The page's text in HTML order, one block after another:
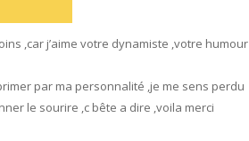
,car j’aime votre dynamiste ,votre humour
par ma personnalité ,je me sens perdu
le sourire ,c bête a dire ,voila merci